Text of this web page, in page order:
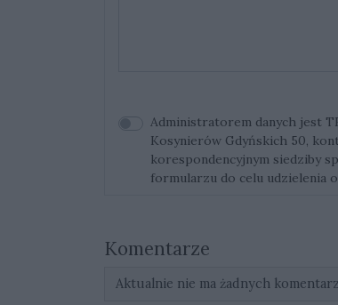
Administratorem danych jest
Kosynierów Gdyńskich 50,
korespondencyjnym siedziby
formularzu do celu udzielenia
Komentarze
Aktualnie nie ma żadnych